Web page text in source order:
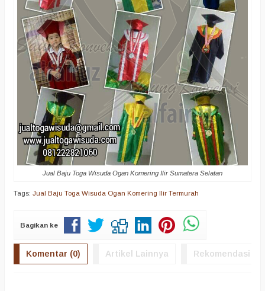
Jual Baju Toga Wisuda Ogan Komering Ilir Sumatera Selatan
Tags: Jual Baju Toga Wisuda Ogan Komering Ilir Termurah
Bagikan ke
Komentar (0) Artikel Lainnya Rekomendasi